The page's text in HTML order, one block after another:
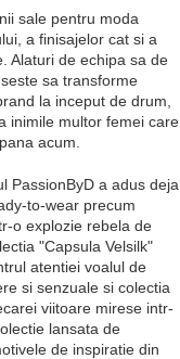
sale pentru moda
a finisajelor cat si a
Alaturi de echipa sa de
sa transforme
la inceput de drum,
inimile multor femei care
acum.
PassionByD a adus deja
to-wear precum
o explozie rebela de
"Capsula Velsilk"
atentiei voalul de
si senzuale si colectia
viitoare mirese intr-
lansata de
de inspiratie din